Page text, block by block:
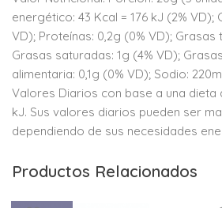
energético: 43 Kcal = 176 kJ (2% VD);
VD); Proteínas: 0,2g (0% VD); Grasas
Grasas saturadas: 1g (4% VD);
alimentaria: 0,1g (0% VD); Sodio:
Valores Diarios con base a una dieta
kJ. Sus valores diarios pueden ser
dependiendo de sus necesidades
Productos Relacionados